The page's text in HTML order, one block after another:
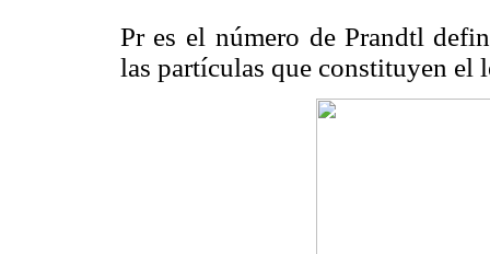
Pr es el número de Prandtl
las partículas que constituyen el